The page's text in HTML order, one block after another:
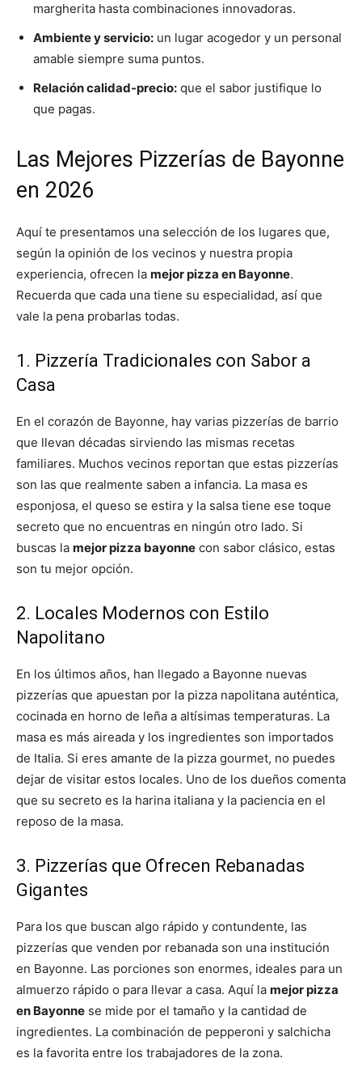
margherita hasta combinaciones innovadoras.
Ambiente y servicio: un lugar acogedor y un personal
amable siempre suma puntos.
Relación calidad-precio: que el sabor justifique lo
que pagas.
Las Mejores Pizzerías de Bayonne
en 2026
Aquí te presentamos una selección de los lugares que,
según la opinión de los vecinos y nuestra propia
experiencia, ofrecen la mejor pizza en Bayonne.
Recuerda que cada una tiene su especialidad, así que
vale la pena probarlas todas.
1. Pizzería Tradicionales con Sabor a
Casa
En el corazón de Bayonne, hay varias pizzerías de barrio
que llevan décadas sirviendo las mismas recetas
familiares. Muchos vecinos reportan que estas pizzerías
son las que realmente saben a infancia. La masa es
esponjosa, el queso se estira y la salsa tiene ese toque
secreto que no encuentras en ningún otro lado. Si
buscas la mejor pizza bayonne con sabor clásico, estas
son tu mejor opción.
2. Locales Modernos con Estilo
Napolitano
En los últimos años, han llegado a Bayonne nuevas
pizzerías que apuestan por la pizza napolitana auténtica,
cocinada en horno de leña a altísimas temperaturas. La
masa es más aireada y los ingredientes son importados
de Italia. Si eres amante de la pizza gourmet, no puedes
dejar de visitar estos locales. Uno de los dueños comenta
que su secreto es la harina italiana y la paciencia en el
reposo de la masa.
3. Pizzerías que Ofrecen Rebanadas
Gigantes
Para los que buscan algo rápido y contundente, las
pizzerías que venden por rebanada son una institución
en Bayonne. Las porciones son enormes, ideales para un
almuerzo rápido o para llevar a casa. Aquí la mejor pizza
en Bayonne se mide por el tamaño y la cantidad de
ingredientes. La combinación de pepperoni y salchicha
es la favorita entre los trabajadores de la zona.